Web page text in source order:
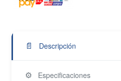
📄 Descripción
⚙️ Especificaciones